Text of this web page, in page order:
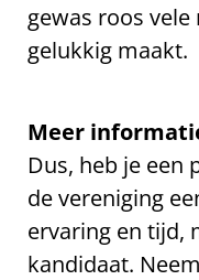
gewas roos
gelukkig maakt.
Meer
Dus, heb je een
de vereniging
ervaring en tijd,
kandidaat.